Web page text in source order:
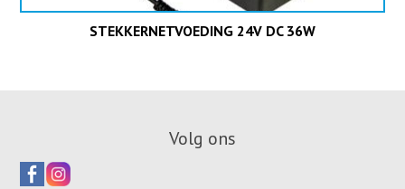
STEKKERNETVOEDING 24V DC 36W
Volg ons